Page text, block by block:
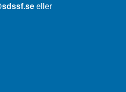
eller